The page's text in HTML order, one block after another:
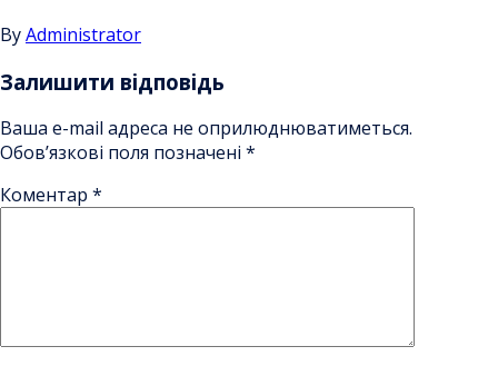
ByAdministrator
Залишити відповідь
Ваша e-mail адреса не оприлюднюватиметься.
Обов’язкові поля позначені *
Коментар *